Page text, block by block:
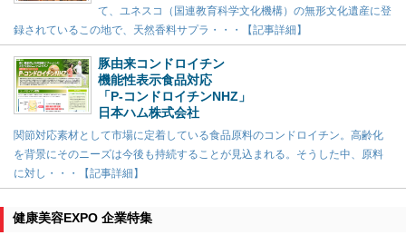
て、ユネスコ（国連教育科学文化機構）の無形文化遺産に登
録されているこの地で、天然香料サプラ・・・【記事詳細】
豚由来コンドロイチン
機能性表示食品対応
「P-コンドロイチンNHZ」
日本ハム株式会社
関節対応素材として市場に定着している食品原料のコンドロイチン。高齢化
を背景にそのニーズは今後も持続することが見込まれる。そうした中、原料
に対し・・・【記事詳細】
健康美容EXPO 企業特集